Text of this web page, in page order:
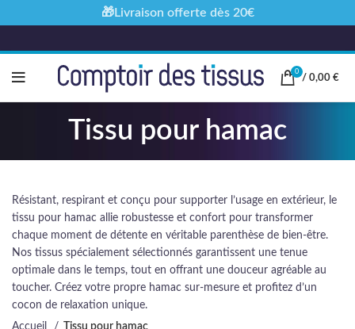
0
/ 0,00 €
Tissu pour hamac
Résistant, respirant et conçu pour supporter l’usage en extérieur, le
tissu pour hamac allie robustesse et confort pour transformer
chaque moment de détente en véritable parenthèse de bien-être.
Nos tissus spécialement sélectionnés garantissent une tenue
optimale dans le temps, tout en offrant une douceur agréable au
toucher. Créez votre propre hamac sur-mesure et profitez d’un
cocon de relaxation unique.
Accueil
Tissu pour hamac
🎁Livraison offerte dès 20€